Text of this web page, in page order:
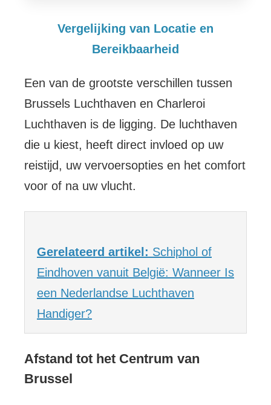
Vergelijking van Locatie en
Bereikbaarheid
Een van de grootste verschillen tussen
Brussels Luchthaven en Charleroi
Luchthaven is de ligging. De luchthaven
die u kiest, heeft direct invloed op uw
reistijd, uw vervoersopties en het comfort
voor of na uw vlucht.
Gerelateerd artikel: Schiphol of
Eindhoven vanuit België: Wanneer Is
een Nederlandse Luchthaven
Handiger?
Afstand tot het Centrum van
Brussel